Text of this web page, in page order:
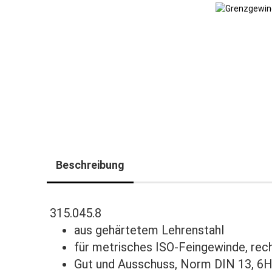
Beschreibung
315.045.8
aus gehärtetem Lehrenstahl
für metrisches ISO-Feingewinde,
Gut und Ausschuss, Norm DIN 13, 6H